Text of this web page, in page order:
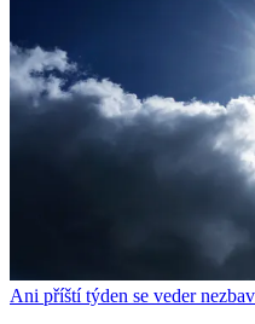
Ani příští týden se veder